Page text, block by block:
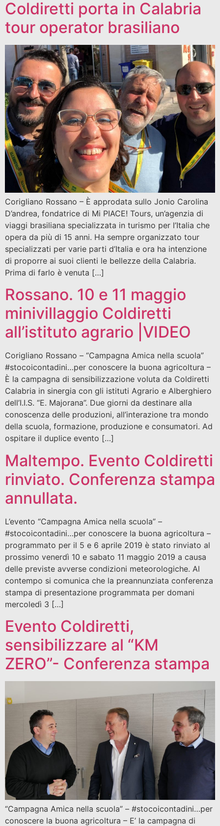
Coldiretti porta in Calabria
tour operator brasiliano
Corigliano Rossano – È approdata sullo Jonio Carolina
D’andrea, fondatrice di Mi PIACE! Tours, un’agenzia di
viaggi brasiliana specializzata in turismo per l’Italia che
opera da più di 15 anni. Ha sempre organizzato tour
specializzati per varie parti d’Italia e ora ha intenzione
di proporre ai suoi clienti le bellezze della Calabria.
Prima di farlo è venuta […]
Rossano. 10 e 11 maggio
minivillaggio Coldiretti
all’istituto agrario |VIDEO
Corigliano Rossano – “Campagna Amica nella scuola”
#stocoicontadini…per conoscere la buona agricoltura –
È la campagna di sensibilizzazione voluta da Coldiretti
Calabria in sinergia con gli istituti Agrario e Alberghiero
dell’I.I.S. “E. Majorana”. Due giorni da destinare alla
conoscenza delle produzioni, all’interazione tra mondo
della scuola, formazione, produzione e consumatori. Ad
ospitare il duplice evento […]
Maltempo. Evento Coldiretti
rinviato. Conferenza stampa
annullata.
L’evento “Campagna Amica nella scuola” –
#stocoicontadini…per conoscere la buona agricoltura –
programmato per il 5 e 6 aprile 2019 è stato rinviato al
prossimo venerdì 10 e sabato 11 maggio 2019 a causa
delle previste avverse condizioni meteorologiche. Al
contempo si comunica che la preannunziata conferenza
stampa di presentazione programmata per domani
mercoledì 3 […]
Evento Coldiretti,
sensibilizzare al “KM
ZERO”- Conferenza stampa
“Campagna Amica nella scuola” – #stocoicontadini…per
conoscere la buona agricoltura – E’ la campagna di